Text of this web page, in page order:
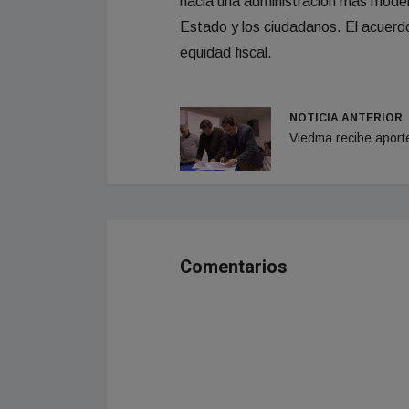
Estado y los ciudadanos. El
equidad fiscal.
NOTICIA ANTERIOR
Viedma recibe
Comentarios